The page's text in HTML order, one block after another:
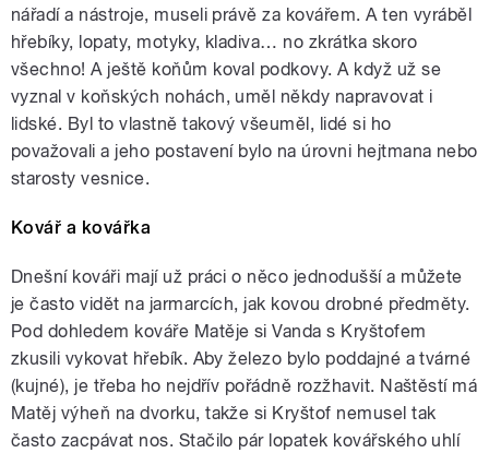
nářadí a nástroje, museli právě za kovářem. A ten vyráběl
hřebíky, lopaty, motyky, kladiva… no zkrátka skoro
všechno! A ještě koňům koval podkovy. A když už se
vyznal v koňských nohách, uměl někdy napravovat i
lidské. Byl to vlastně takový všeuměl, lidé si ho
považovali a jeho postavení bylo na úrovni hejtmana nebo
starosty vesnice.
Kovář a kovářka
Dnešní kováři mají už práci o něco jednodušší a můžete
je často vidět na jarmarcích, jak kovou drobné předměty.
Pod dohledem kováře Matěje si Vanda s Kryštofem
zkusili vykovat hřebík. Aby železo bylo poddajné a tvárné
(kujné), je třeba ho nejdřív pořádně rozžhavit. Naštěstí má
Matěj výheň na dvorku, takže si Kryštof nemusel tak
často zacpávat nos. Stačilo pár lopatek kovářského uhlí